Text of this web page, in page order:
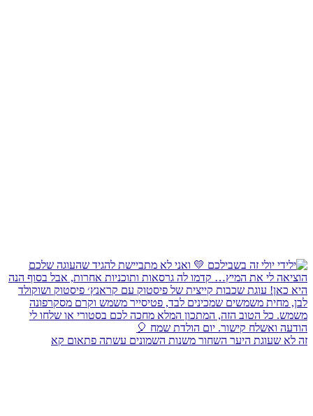
זה לא שעוגת היער השחור משנות השמונים עשתה פתאום קא